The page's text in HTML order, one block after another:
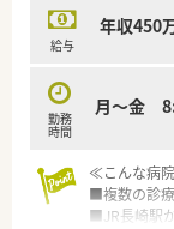
給与
年収450
勤務
時間
月～金
≪こんな病
■複数の診
■JR長崎駅